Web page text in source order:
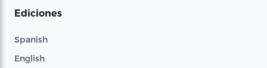
Ediciones
Spanish
English